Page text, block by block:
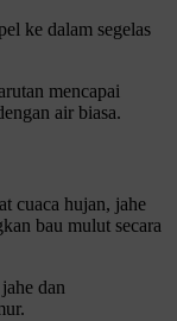
ke dalam segelas
mencapai
air biasa.
cuaca hujan, jahe
bau mulut secara
dan